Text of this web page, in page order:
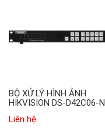
BỘ XỬ LÝ HÌNH ẢNH
HIKVISION DS-D42C06-N
Liên hệ